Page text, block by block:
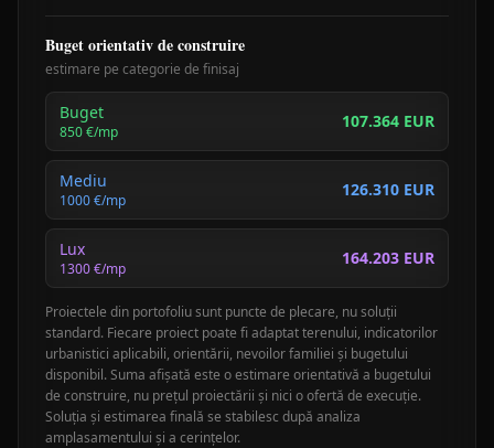
Buget orientativ de construire
estimare pe categorie de finisaj
Buget
850€/mp
107.364 EUR
Mediu
1000€/mp
126.310 EUR
Lux
1300€/mp
164.203 EUR
Proiectele din portofoliu sunt puncte de plecare, nu soluții
standard. Fiecare proiect poate fi adaptat terenului, indicatorilor
urbanistici aplicabili, orientării, nevoilor familiei și bugetului
disponibil. Suma afișată este o estimare orientativă a bugetului
de construire, nu prețul proiectării și nici o ofertă de execuție.
Soluția și estimarea finală se stabilesc după analiza
amplasamentului și a cerințelor.